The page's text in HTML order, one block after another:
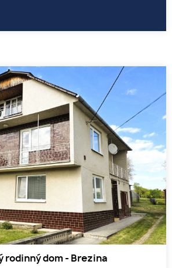
rodinný dom - Brezina